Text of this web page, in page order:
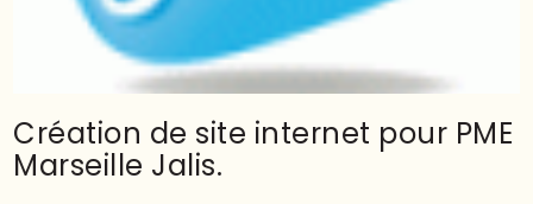
Création de site internet pour PME
Marseille Jalis.